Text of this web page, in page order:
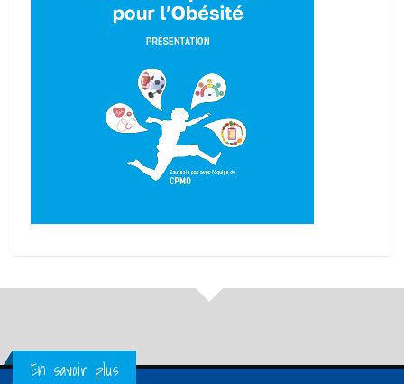
Get in Touch
En savoir plus